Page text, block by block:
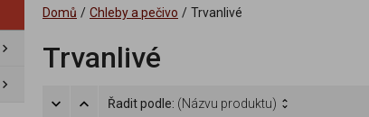
Domů / Chleby a pečivo / Trvanlivé
Trvanlivé
Řadit podle: (Názvu produktu)